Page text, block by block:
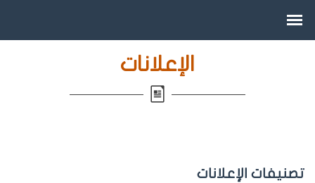
الإعلانات
تصنيفات الإعلانات